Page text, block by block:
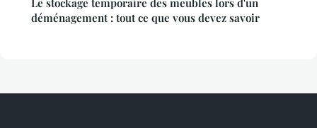
Le stockage temporaire des meubles lors d'un
déménagement : tout ce que vous devez savoir